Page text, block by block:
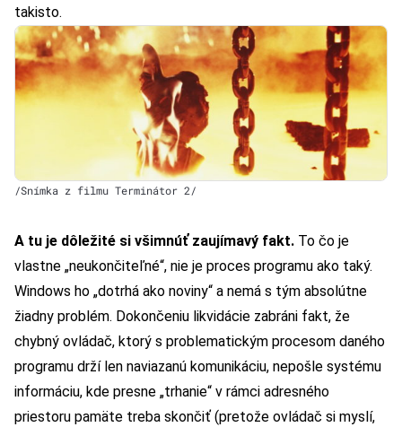
takisto.
/Snímka z filmu Terminátor 2/
A tu je dôležité si všimnúť zaujímavý fakt. To čo je
vlastne „neukončiteľné“, nie je proces programu ako taký.
Windows ho „dotrhá ako noviny“ a nemá s tým absolútne
žiadny problém. Dokončeniu likvidácie zabráni fakt, že
chybný ovládač, ktorý s problematickým procesom daného
programu drží len naviazanú komunikáciu, nepošle systému
informáciu, kde presne „trhanie“ v rámci adresného
priestoru pamäte treba skončiť (pretože ovládač si myslí,